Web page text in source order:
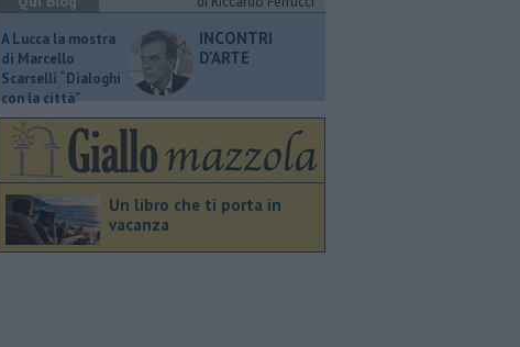
A Lucca la mostra
di Marcello
Scarselli “Dialoghi
con la città"
INCONTRI
D'ARTE
Un libro che ti porta in
vacanza